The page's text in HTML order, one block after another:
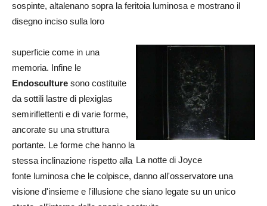
sospinte, altalenano sopra la feritoia luminosa e mostrano il
disegno inciso sulla loro
La notte di Joyce
superficie come in una
memoria. Infine le
Endosculture sono costituite
da sottili lastre di plexiglas
semiriflettenti e di varie forme,
ancorate su una struttura
portante. Le forme che hanno la
stessa inclinazione rispetto alla
fonte luminosa che le colpisce, danno all'osservatore una
visione d'insieme e l'illusione che siano legate su un unico